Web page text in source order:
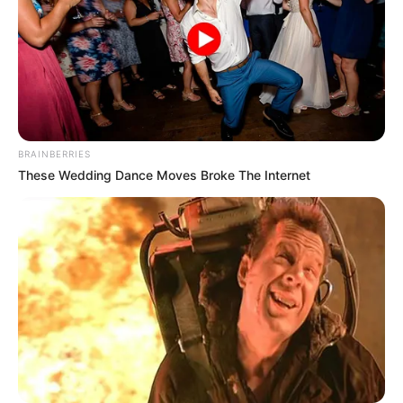
(foto: selasar)
Pada awalnya, kostum penarinya cenderung bermotif polos,
dengan dominasi warna kuning, merah, hijau, dan dikombinasikan
dengan kain tenun Aceh di bagian depan.
BRAINBERRIES
These Wedding Dance Moves Broke The Internet